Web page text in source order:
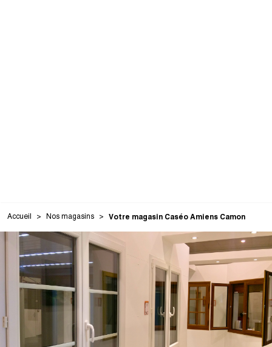
Accueil Nos magasins Votre magasin Caséo Amiens Camon